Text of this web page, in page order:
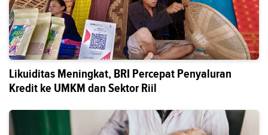
Likuiditas Meningkat, BRI Percepat Penyaluran
Kredit ke UMKM dan Sektor Riil